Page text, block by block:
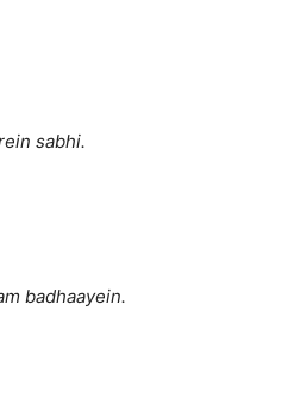
sabhi.
badhaayein.